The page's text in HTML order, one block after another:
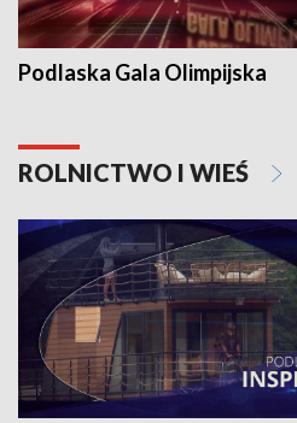
Podlaska Gala Olimpijska
ROLNICTWO I WIEŚ